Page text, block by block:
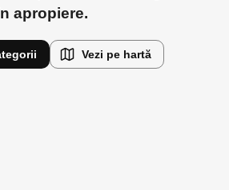
apropiere.
Vezi pe hartă